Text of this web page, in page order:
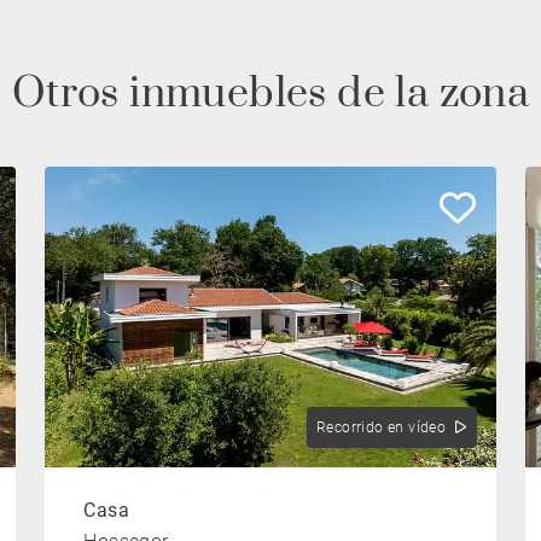
Otros inmuebles de la zona
Recorrido en vídeo
Casa